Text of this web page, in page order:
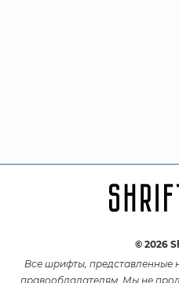
© 2026
Все шрифты, представленные
правообладателям. Мы не